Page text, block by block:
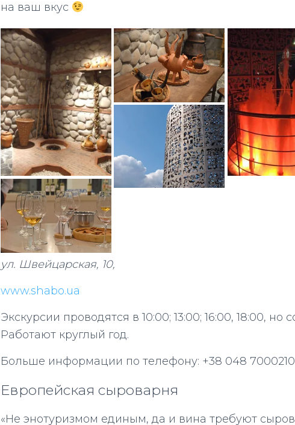
на ваш вкус
ул. Швейцарская, 10,
www.shabo.ua
Экскурсии проводятся в 10:00; 13:00; 16:00, 18:00, но
Работают круглый год.
Больше информации по телефону: +38 048 7000210
Европейская сыроварня
«Не энотуризмом единым, да и вина требуют